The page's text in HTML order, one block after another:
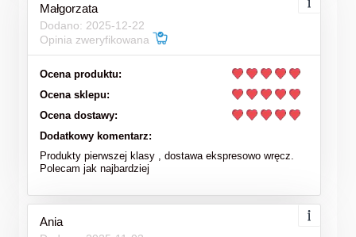
Małgorzata
Dodano: 2025-12-22
Opinia zweryfikowana
Ocena produktu:
Ocena sklepu:
Ocena dostawy:
Dodatkowy komentarz:
Produkty pierwszej klasy , dostawa ekspresowo wręcz.
Polecam jak najbardziej
Ania